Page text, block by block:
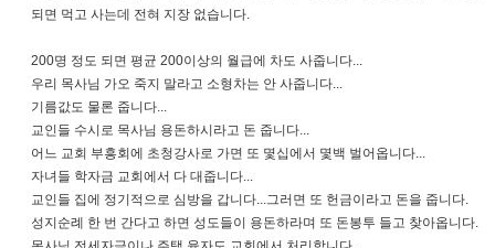
되면 먹고 사는데 전혀 지장 없습니다.
200명 정도 되면 평균 200이상의 월급에 차도 사줍니다...
우리 목사님 가오 죽지 말라고 소형차는 안 사줍니다...
기름값도 물론 줍니다...
교인들 수시로 목사님 용돈하시라고 돈 줍니다...
어느 교회 부흥회에 초청강사로 가면 또 몇십에서 몇백 벌어옵니다...
자녀들 학자금 교회에서 다 대줍니다...
교인들 집에 정기적으로 심방을 갑니다...그러면 또 헌금이라고 돈을 줍니다.
성지순례 한 번 간다고 하면 성도들이 용돈하라며 또 돈봉투 들고 찾아옵니다.